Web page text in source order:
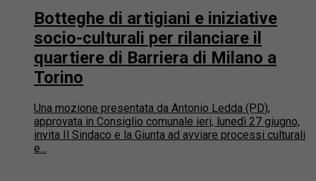
Botteghe di artigiani e iniziative
socio-culturali per rilanciare il
quartiere di Barriera di Milano a
Torino
Una mozione presentata da Antonio Ledda (PD),
approvata in Consiglio comunale ieri, lunedì 27 giugno,
invita Il Sindaco e la Giunta ad avviare processi culturali
e...